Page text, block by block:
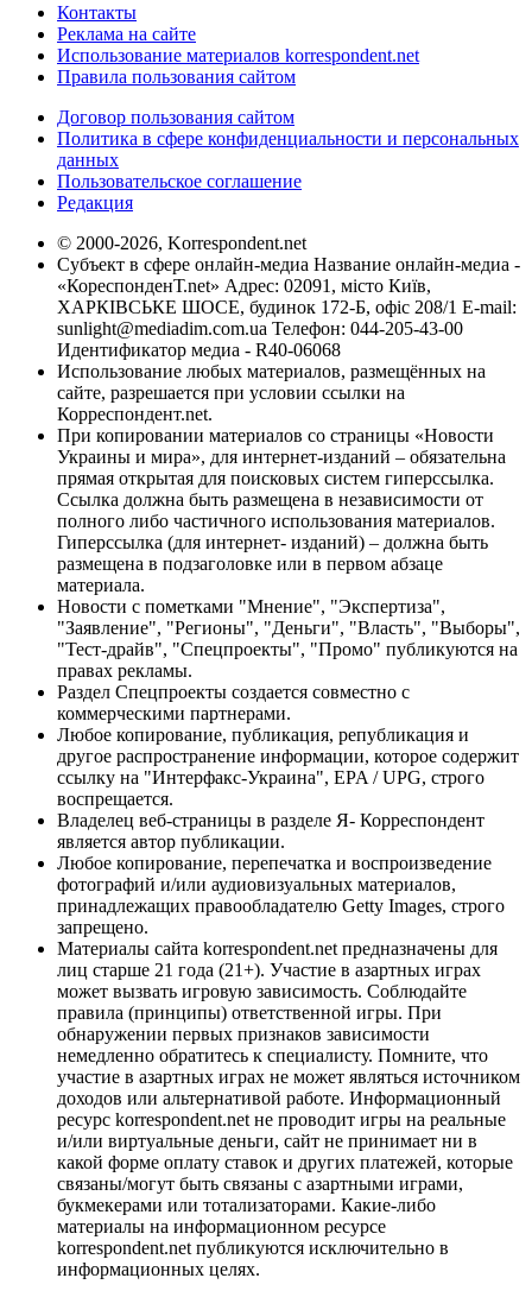
Контакты
Реклама на сайте
Использование материалов korrespondent.net
Правила пользования сайтом
Договор пользования сайтом
Политика в сфере конфиденциальности и персональных
данных
Пользовательское соглашение
Редакция
© 2000-2026, Korrespondent.net
Субъект в сфере онлайн-медиа Название онлайн-медиа -
«КореспонденТ.net» Адрес: 02091, місто Київ,
ХАРКІВСЬКЕ ШОСЕ, будинок 172-Б, офіс 208/1 E-mail:
sunlight@mediadim.com.ua Телефон: 044-205-43-00
Идентификатор медиа - R40-06068
Использование любых материалов, размещённых на
сайте, разрешается при условии ссылки на
Корреспондент.net.
При копировании материалов со страницы «Новости
Украины и мира», для интернет-изданий – обязательна
прямая открытая для поисковых систем гиперссылка.
Ссылка должна быть размещена в независимости от
полного либо частичного использования материалов.
Гиперссылка (для интернет- изданий) – должна быть
размещена в подзаголовке или в первом абзаце
материала.
Новости с пометками "Мнение", "Экспертиза",
"Заявление", "Регионы", "Деньги", "Власть", "Выборы",
"Тест-драйв", "Спецпроекты", "Промо" публикуются на
правах рекламы.
Раздел Спецпроекты создается совместно с
коммерческими партнерами.
Любое копирование, публикация, републикация и
другое распространение информации, которое содержит
ссылку на "Интерфакс-Украина", EPA / UPG, строго
воспрещается.
Владелец веб-страницы в разделе Я- Корреспондент
является автор публикации.
Любое копирование, перепечатка и воспроизведение
фотографий и/или аудиовизуальных материалов,
принадлежащих правообладателю Getty Images, строго
запрещено.
Материалы сайта korrespondent.net предназначены для
лиц старше 21 года (21+). Участие в азартных играх
может вызвать игровую зависимость. Соблюдайте
правила (принципы) ответственной игры. При
обнаружении первых признаков зависимости
немедленно обратитесь к специалисту. Помните, что
участие в азартных играх не может являться источником
доходов или альтернативой работе. Информационный
ресурс korrespondent.net не проводит игры на реальные
и/или виртуальные деньги, сайт не принимает ни в
какой форме оплату ставок и других платежей, которые
связаны/могут быть связаны с азартными играми,
букмекерами или тотализаторами. Какие-либо
материалы на информационном ресурсе
korrespondent.net публикуются исключительно в
информационных целях.